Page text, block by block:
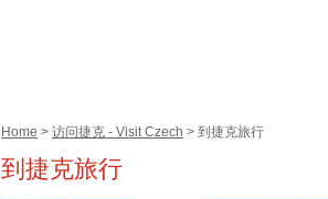
Home > 访问捷克 - Visit Czech > 到捷克旅行
到捷克旅行